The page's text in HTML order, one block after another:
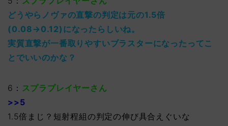
どうやらノヴァの直撃の判定は元の1.5倍
(0.08→0.12)になったらしいね。
実質直撃が一番取りやすいブラスターになったってこ
とでいいのかな？
6： スプラプレイヤーさん
>>5
1.5倍まじ？短射程組の判定の伸び具合えぐいな